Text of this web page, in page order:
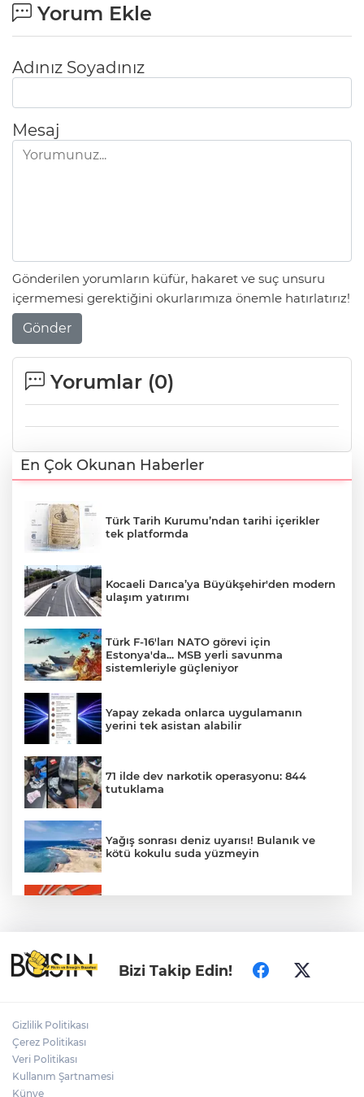
Yorum Ekle
Adınız Soyadınız
Mesaj
Gönderilen yorumların küfür, hakaret ve suç unsuru
içermemesi gerektiğini okurlarımıza önemle hatırlatırız!
Gönder
Yorumlar (0)
En Çok Okunan Haberler
Türk Tarih Kurumu’ndan tarihi içerikler
tek platformda
Kocaeli Darıca’ya Büyükşehir'den modern
ulaşım yatırımı
Türk F-16'ları NATO görevi için
Estonya'da... MSB yerli savunma
sistemleriyle güçleniyor
Yapay zekada onlarca uygulamanın
yerini tek asistan alabilir
71 ilde dev narkotik operasyonu: 844
tutuklama
Yağış sonrası deniz uyarısı! Bulanık ve
kötü kokulu suda yüzmeyin
Türkiye ile Vietnam arasında 'hava'da
yeni dönem... Sefer kapasitesi artırıldı
Bizi Takip Edin!
Gizlilik Politikası
Çerez Politikası
Veri Politikası
Kullanım Şartnamesi
Künye